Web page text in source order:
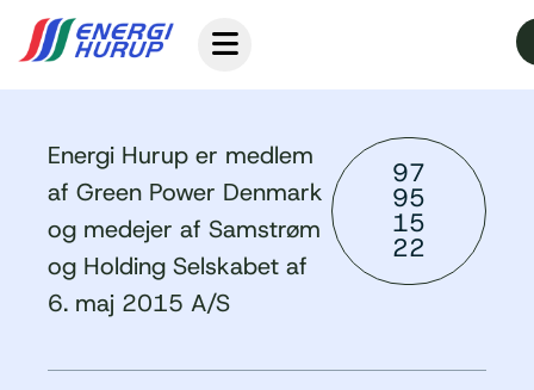
Energi Hurup er medlem
af Green Power Denmark
og medejer af Samstrøm
og Holding Selskabet af
6. maj 2015 A/S
97
95
15
22